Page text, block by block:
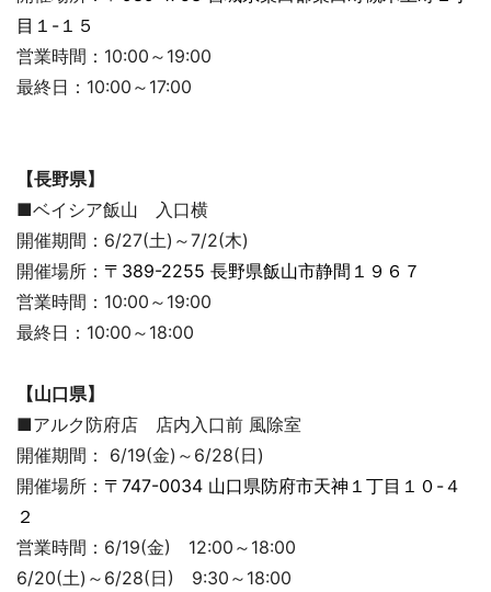
目１-１５
営業時間：10:00～19:00
最終日：10:00～17:00
【長野県】
■ベイシア飯山 入口横
開催期間：6/27(土)～7/2(木)
開催場所： 〒389-2255 長野県飯山市静間１９６７
営業時間：10:00～19:00
最終日：10:00～18:00
【山口県】
■アルク防府店 店内入口前 風除室
開催期間： 6/19(金)～6/28(日)
開催場所： 〒747-0034 山口県防府市天神１丁目１０-４
２
営業時間：6/19(金) 12:00～18:00
6/20(土)～6/28(日) 9:30～18:00